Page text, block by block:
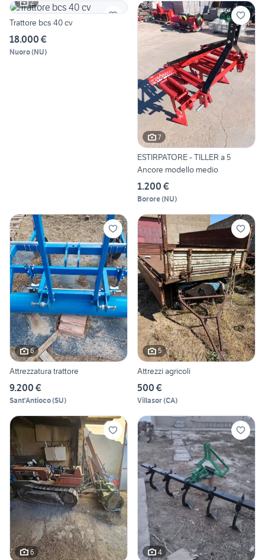
2
Trattore bcs 40 cv
18.000 €
Nuoro(NU)
7
ESTIRPATORE - TILLER a 5
Ancore modello medio
1.200 €
Borore(NU)
6
Attrezzatura trattore
9.200 €
Sant'Antioco(SU)
5
Attrezzi agricoli
500 €
Villasor(CA)
6 4